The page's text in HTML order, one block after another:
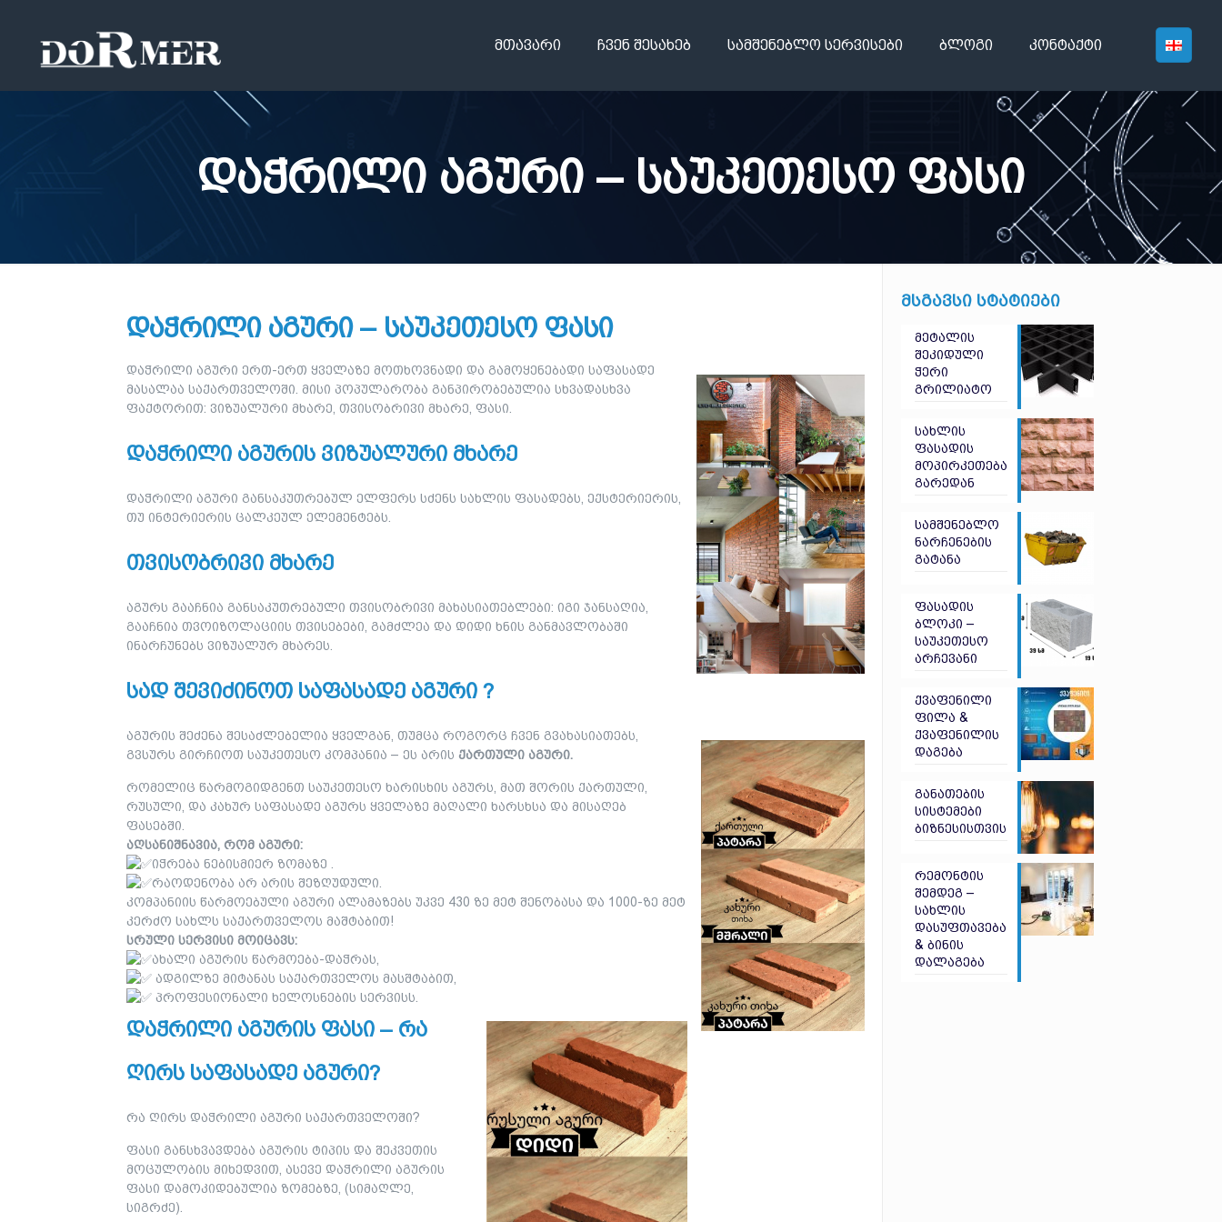
მთავარი ჩვენ შესახებ სამშენებლო სერვისები ბლოგი კონტაქტი
დაჭრილი აგური – საუკეთესო ფასი
დაჭრილი აგური – საუკეთესო ფასი
დაჭრილი აგური ერთ-ერთ ყველაზე მოთხოვნადი და გამოყენებადი საფასადე
მასალაა საქართველოში. მისი პოპულარობა განპირობებულია სხვადასხვა
ფაქტორით: ვიზუალური მხარე, თვისობრივი მხარე, ფასი.
დაჭრილი აგურის ვიზუალური მხარე
დაჭრილი აგური განსაკუთრებულ ელფერს სძენს სახლის ფასადებს, ექსტერიერის,
თუ ინტერიერის ცალკეულ ელემენტებს.
თვისობრივი მხარე
აგურს გააჩნია განსაკუთრებული თვისობრივი მახასიათებლები: იგი ჯანსაღია,
გააჩნია თვოიზოლაციის თვისებები, გამძლეა და დიდი ხნის განმავლობაში
ინარჩუნებს ვიზუალურ მხარეს.
სად შევიძინოთ საფასადე აგური ?
აგურის შეძენა შესაძლებელია ყველგან, თუმცა როგორც ჩვენ გვახასიათებს,
გვსურს გირჩიოთ საუკეთესო კომპანია – ეს არის ქართული აგური.
რომელიც წარმოგიდგენთ საუკეთესო ხარისხის აგურს, მათ შორის ქართული,
რუსული, და კახურ საფასადე აგურს ყველაზე მაღალი ხარსხსა და მისაღებ
ფასებში.
აღსანიშნავია, რომ აგური:
იჭრება ნებისმიერ ზომაზე .
რაოდენობა არ არის შეზღუდული.
კომპანიის წარმოებული აგური ალამაზებს უკვე 430 ზე მეტ შენობასა და 1000-ზე მეტ
კერძო სახლს საქართველოს მაშტაბით!
სრული სერვისი მოიცავს:
ახალი აგურის წარმოება-დაჭრას,
ადგილზე მიტანას საქართველოს მასშტაბით,
პროფესიონალი ხელოსნების სერვისს.
დაჭრილი აგურის ფასი – რა
ღირს საფასადე აგური?
რა ღირს დაჭრილი აგური საქართველოში?
ფასი განსხვავდება აგურის ტიპის და შეკვეთის
მოცულობის მიხედვით, ასევე დაჭრილი აგურის
ფასი დამოკიდებულია ზომებზე, (სიმაღლე,
სიგრძე).
მსგავსი სტატიები
მეტალის
შეკიდული
ჭერი
გრილიატო
სახლის
ფასადის
მოპირკეთება
გარედან
სამშენებლო
ნარჩენების
გატანა
ფასადის
ბლოკი –
საუკეთესო
არჩევანი
ქვაფენილი
ფილა &
ქვაფენილის
დაგება
განათების
სისტემები
ბიზნესისთვის
რემონტის
შემდეგ –
სახლის
დასუფთავება
& ბინის
დალაგება